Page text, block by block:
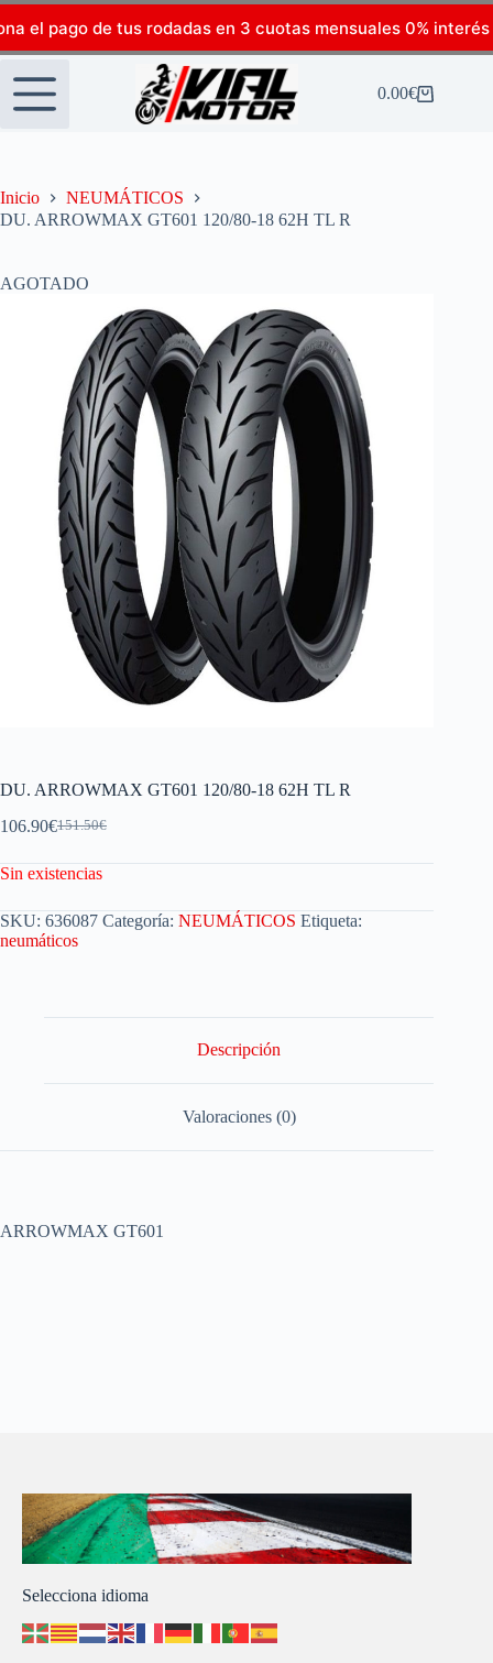
el pago de tus rodadas en 3 cuotas mensuales 0% interés
0.00€
Inicio
NEUMÁTICOS
DU. ARROWMAX GT601 120/80-18 62H TL R
AGOTADO
DU. ARROWMAX GT601 120/80-18 62H TL R
151.50€
106.90€
Sin existencias
SKU: 636087 Categoría: NEUMÁTICOS Etiqueta:
neumáticos
Descripción
Valoraciones (0)
ARROWMAX GT601
Selecciona idioma